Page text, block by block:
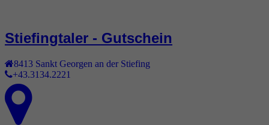
Stiefingtaler - Gutschein
8413 Sankt Georgen an der Stiefing
+43.3134.2221